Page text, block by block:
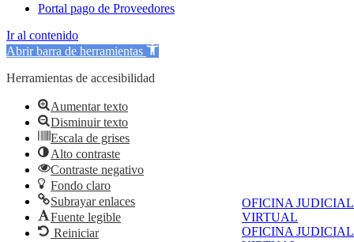
OFICINA JUDICIAL
VIRTUAL
OFICINA JUDICIAL
Portal pago de Proveedores
Ir al contenido
Abrir barra de herramientas
Herramientas de accesibilidad
Aumentar texto
Disminuir texto
Escala de grises
Alto contraste
Contraste negativo
Fondo claro
Subrayar enlaces
Fuente legible
Reiniciar